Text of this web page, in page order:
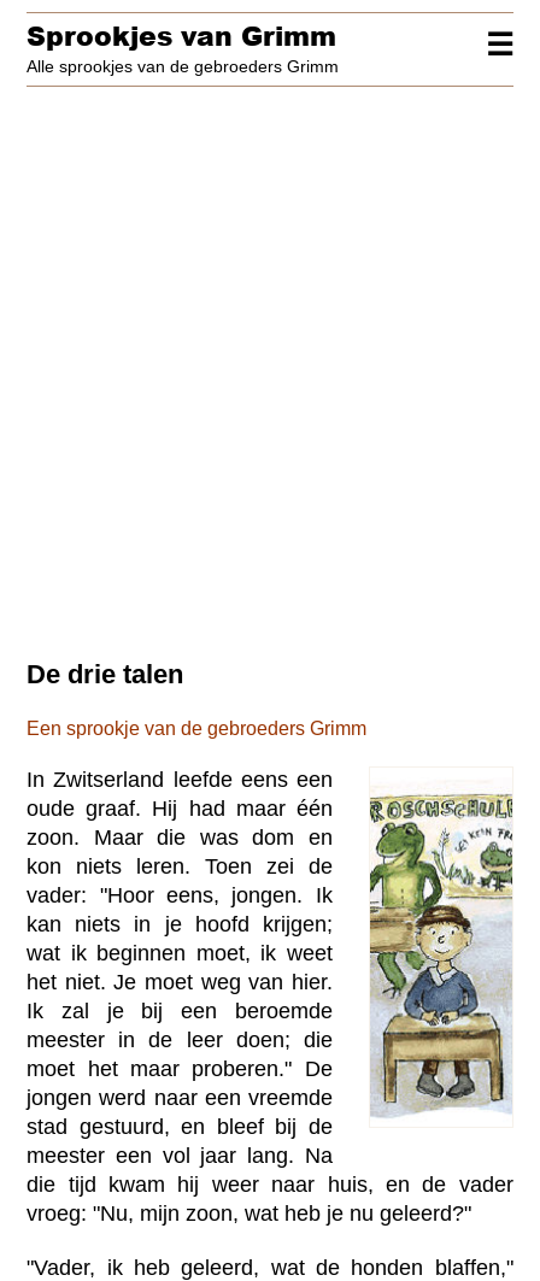
☰
Sprookjes van Grimm
Alle sprookjes van de gebroeders Grimm
De drie talen
Een sprookje van de gebroeders Grimm
In Zwitserland leefde eens een
oude graaf. Hij had maar één
zoon. Maar die was dom en
kon niets leren. Toen zei de
vader: "Hoor eens, jongen. Ik
kan niets in je hoofd krijgen;
wat ik beginnen moet, ik weet
het niet. Je moet weg van hier.
Ik zal je bij een beroemde
meester in de leer doen; die
moet het maar proberen." De
jongen werd naar een vreemde
stad gestuurd, en bleef bij de
meester een vol jaar lang. Na
die tijd kwam hij weer naar huis, en de vader
vroeg: "Nu, mijn zoon, wat heb je nu geleerd?"
"Vader, ik heb geleerd, wat de honden blaffen,"